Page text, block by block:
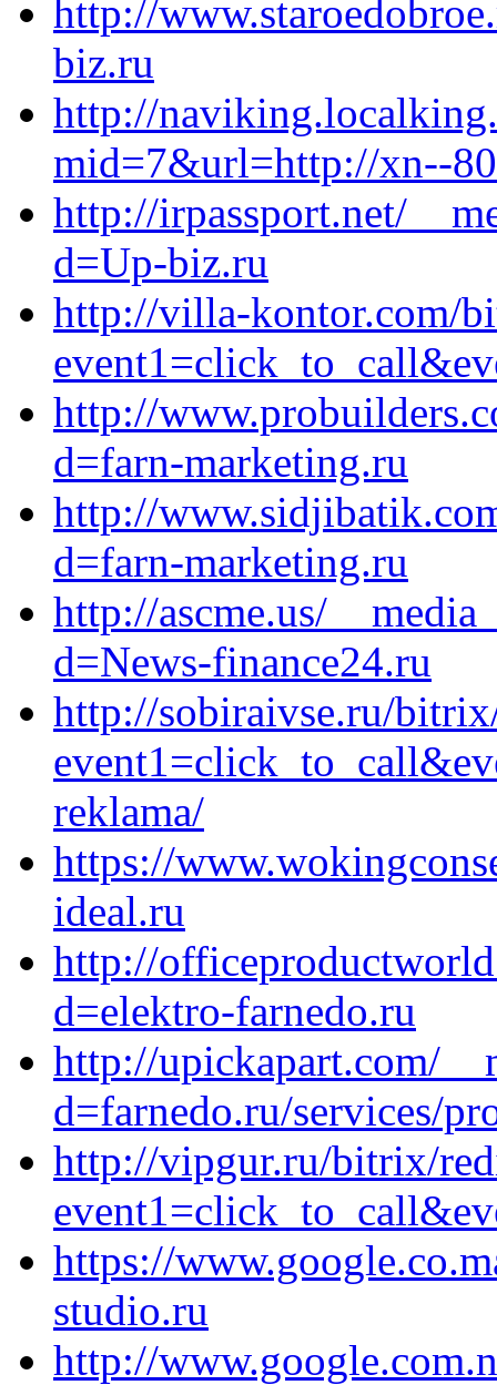
http://
biz.ru
http://
mid=7&url=http://xn--
http://irpassport.net/
d=Up-biz.ru
http://villa-kontor.com/
http://
d=farn-marketing.ru
http://
d=farn-marketing.ru
http://ascme.us/
d=News-finance24.ru
http://sobiraivse.ru/
reklama/
https://
ideal.ru
http://
d=elektro-farnedo.ru
http://upickapart.com/
d=farnedo.ru/services/
http://vipgur.ru/bitrix/
https://
studio.ru
http://